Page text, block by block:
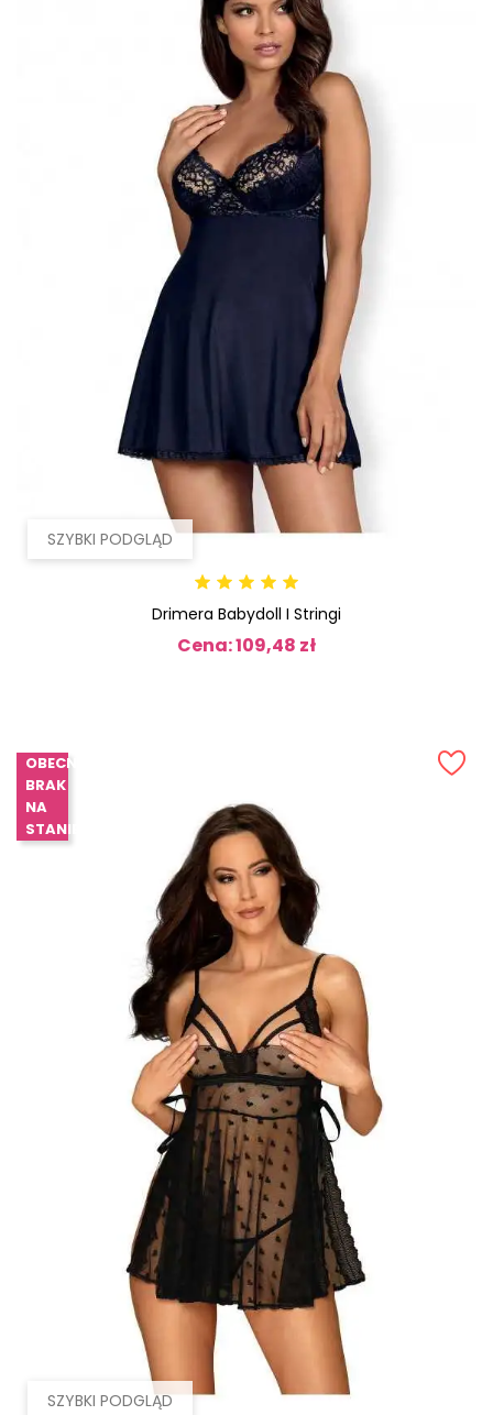
SZYBKI PODGLĄD
Drimera Babydoll I Stringi
Cena: 109,48 zł
SZYBKI PODGLĄD
OBECNIE
BRAK
NA
STANIE